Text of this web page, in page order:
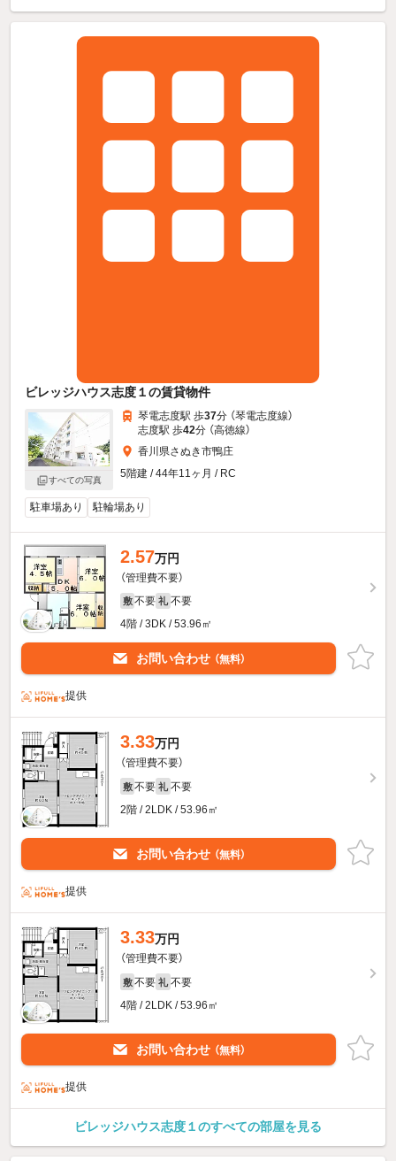
ビレッジハウス志度１の賃貸物件
すべての写真
琴電志度駅 歩37分 （琴電志度線）
志度駅 歩42分 （高徳線）
香川県さぬき市鴨庄
5階建 / 44年11ヶ月 / RC
駐車場あり 駐輪場あり
2.57万円
（管理費不要）
敷 不要 礼 不要
4階 / 3DK / 53.96㎡
お問い合わせ （無料）
提供
3.33万円
（管理費不要）
敷 不要 礼 不要
2階 / 2LDK / 53.96㎡
お問い合わせ （無料）
提供
3.33万円
（管理費不要）
敷 不要 礼 不要
4階 / 2LDK / 53.96㎡
お問い合わせ （無料）
提供
ビレッジハウス志度１のすべての部屋を見る